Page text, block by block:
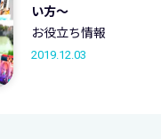
い方～
お役立ち情報
2019.12.03